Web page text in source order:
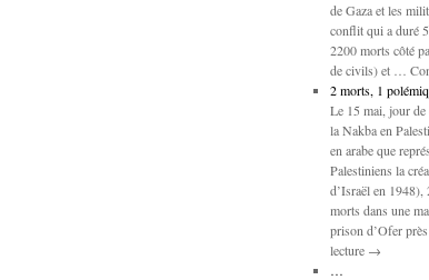
de Gaza et les
conflit qui a duré
2200 morts côté
de civils) et …
2 morts, 1
Le 15 mai, jour
la Nakba en
en arabe que
Palestiniens la
d’Israël en 1948),
morts dans une
prison d’Ofer
lecture →
…